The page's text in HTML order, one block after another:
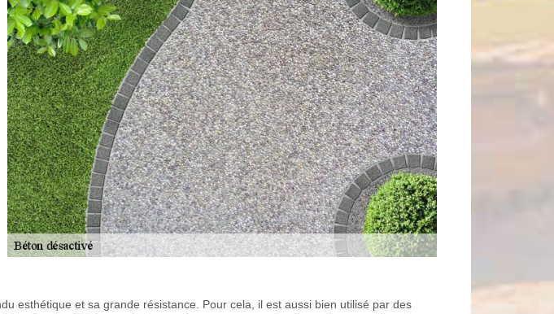
esthétique et sa grande résistance. Pour cela, il est aussi bien utilisé par des